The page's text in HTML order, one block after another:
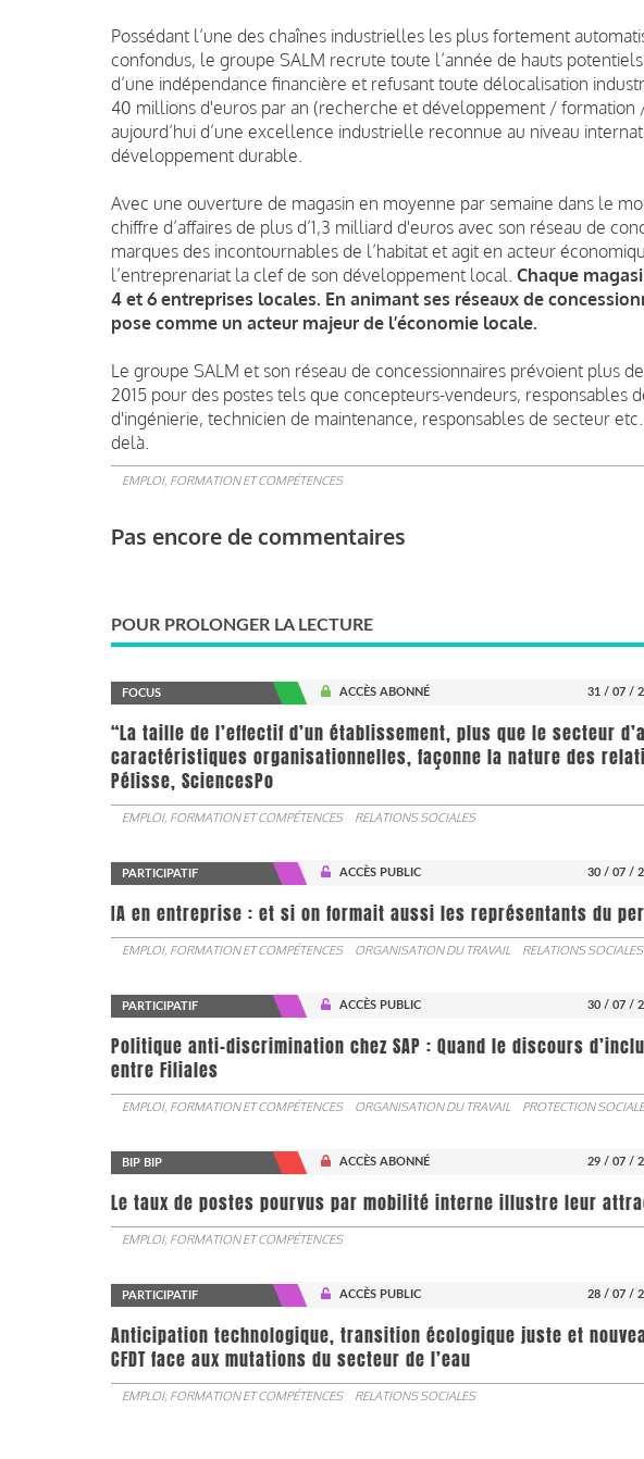
Possédant l’une des chaînes industrielles les plus fortement
confondus, le groupe SALM recrute toute l’année de hauts
d’une indépendance financière et refusant toute délocalisation
40 millions d'euros par an (recherche et développement / formation
aujourd’hui d’une excellence industrielle reconnue au niveau
développement durable.
Avec une ouverture de magasin en moyenne par semaine dans le
chiffre d’affaires de plus d’1,3 milliard d'euros avec son réseau de
marques des incontournables de l’habitat et agit en acteur
l’entreprenariat la clef de son développement local. Chaque
4 et 6 entreprises locales. En animant ses réseaux de
pose comme un acteur majeur de l’économie locale.
Le groupe SALM et son réseau de concessionnaires prévoient plus
2015 pour des postes tels que concepteurs-vendeurs, responsables
d'ingénierie, technicien de maintenance, responsables de secteur
delà.
EMPLOI, FORMATION ET COMPÉTENCES
Pas encore de commentaires
POUR PROLONGER LA LECTURE
FOCUS ACCÈS ABONNÉ 31 / 07 /
“La taille de l’effectif d’un établissement, plus que le secteur
caractéristiques organisationnelles, façonne la nature des
Pélisse, SciencesPo
EMPLOI, FORMATION ET COMPÉTENCES RELATIONS SOCIALES
PARTICIPATIF ACCÈS PUBLIC 30 / 07 /
IA en entreprise : et si on formait aussi les représentants du
EMPLOI, FORMATION ET COMPÉTENCES ORGANISATION DU TRAVAIL RELATIONS SOCIALES
PARTICIPATIF ACCÈS PUBLIC 30 / 07 /
Politique anti-discrimination chez SAP : Quand le discours
entre Filiales
EMPLOI, FORMATION ET COMPÉTENCES ORGANISATION DU TRAVAIL PROTECTION SOCIALE
BIP BIP ACCÈS ABONNÉ 29 / 07 /
Le taux de postes pourvus par mobilité interne illustre leur
EMPLOI, FORMATION ET COMPÉTENCES
PARTICIPATIF ACCÈS PUBLIC 28 / 07 /
Anticipation technologique, transition écologique juste et
CFDT face aux mutations du secteur de l’eau
EMPLOI, FORMATION ET COMPÉTENCES RELATIONS SOCIALES